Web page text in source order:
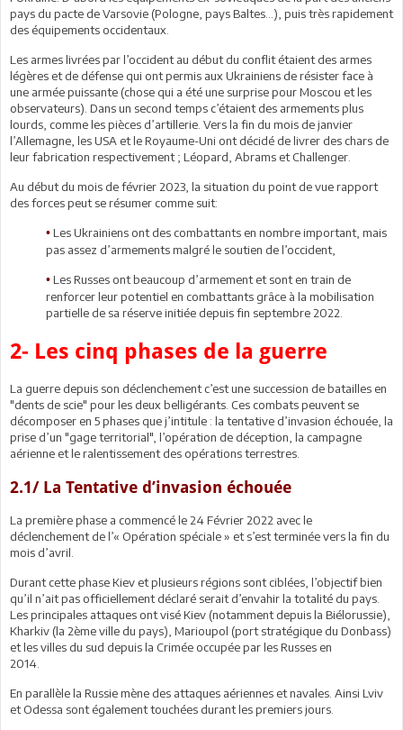
pays du pacte de Varsovie (Pologne, pays Baltes…), puis très rapidement
des équipements occidentaux.
Les armes livrées par l’occident au début du conflit étaient des armes
légères et de défense qui ont permis aux Ukrainiens de résister face à
une armée puissante (chose qui a été une surprise pour Moscou et les
observateurs). Dans un second temps c’étaient des armements plus
lourds, comme les pièces d’artillerie. Vers la fin du mois de janvier
l’Allemagne, les USA et le Royaume-Uni ont décidé de livrer des chars de
leur fabrication respectivement ; Léopard, Abrams et Challenger.
Au début du mois de février 2023, la situation du point de vue rapport
des forces peut se résumer comme suit:
• Les Ukrainiens ont des combattants en nombre important, mais
pas assez d’armements malgré le soutien de l’occident,
• Les Russes ont beaucoup d’armement et sont en train de
renforcer leur potentiel en combattants grâce à la mobilisation
partielle de sa réserve initiée depuis fin septembre 2022.
2- Les cinq phases de la guerre
La guerre depuis son déclenchement c’est une succession de batailles en
"dents de scie" pour les deux belligérants. Ces combats peuvent se
décomposer en 5 phases que j’intitule : la tentative d’invasion échouée, la
prise d’un "gage territorial", l’opération de déception, la campagne
aérienne et le ralentissement des opérations terrestres.
2.1/ La Tentative d’invasion échouée
La première phase a commencé le 24 Février 2022 avec le
déclenchement de l’« Opération spéciale » et s’est terminée vers la fin du
mois d’avril.
Durant cette phase Kiev et plusieurs régions sont ciblées, l’objectif bien
qu’il n’ait pas officiellement déclaré serait d’envahir la totalité du pays.
Les principales attaques ont visé Kiev (notamment depuis la Biélorussie),
Kharkiv (la 2ème ville du pays), Marioupol (port stratégique du Donbass)
et les villes du sud depuis la Crimée occupée par les Russes en
2014.
En parallèle la Russie mène des attaques aériennes et navales. Ainsi Lviv
et Odessa sont également touchées durant les premiers jours.